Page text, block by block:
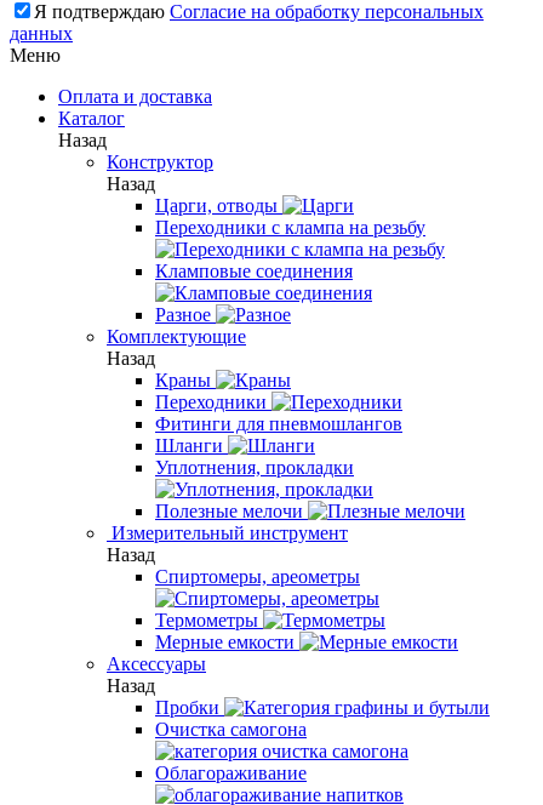
Я подтверждаю Согласие на обработку персональных
данных
Меню
Оплата и доставка
Каталог
Назад
Конструктор
Назад
Царги, отводы
Переходники с клампа на резьбу
Кламповые соединения
Разное
Комплектующие
Назад
Краны
Переходники
Фитинги для пневмошлангов
Шланги
Уплотнения, прокладки
Полезные мелочи
Измерительный инструмент
Назад
Спиртомеры, ареометры
Термометры
Мерные емкости
Аксессуары
Назад
Пробки
Очистка самогона
Облагораживание